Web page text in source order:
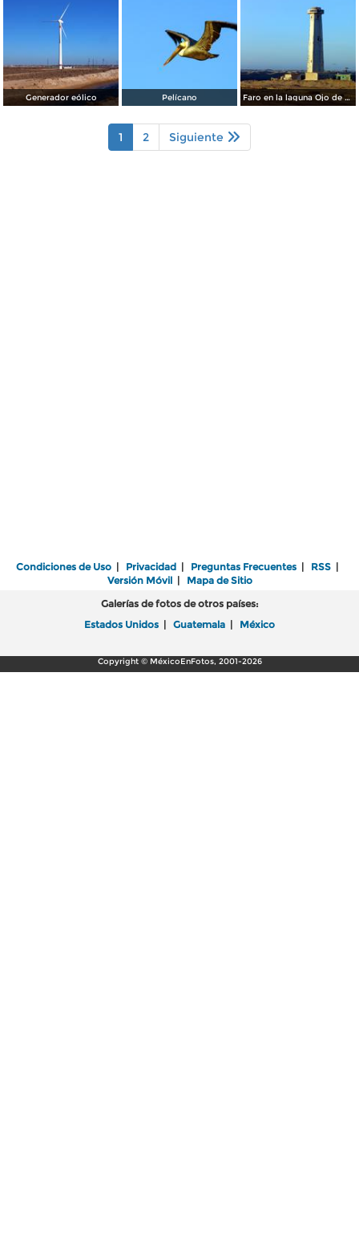
Generador eólico Pelícano Faro en la laguna Ojo de Liebre
1 2 Siguiente
Condiciones de Uso | Privacidad | Preguntas Frecuentes | RSS |
Versión Móvil| Mapa de Sitio
Galerías de fotos de otros países:
Estados Unidos | Guatemala | México
Copyright © MéxicoEnFotos, 2001-2026